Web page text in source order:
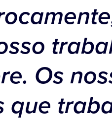
Os
que